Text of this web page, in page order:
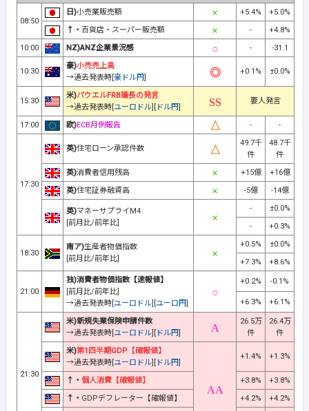
08:50
日)小売業販売額 +5.4%
+5.0%
↑・ 百貨店・スーパー販売額 -
+4.8%
10:00
NZ)ANZ企業景況感 - -31.1
10:30
豪)小売売上高
→過去発表時[ 豪ドル円
+0.1% ±0.0%
15:30
米)パウエルFRB議長の発言
→過去発表時[ ユーロドル ドル円
要人発言
17:00 欧)ECB月例報告 - -
17:30
英)住宅ローン承認件数
49.7千
件
48.7千
件
英)消費者信用残高 +15億
+16億
英)住宅証券融資高 -5億 -14億
英)マネーサプライM4
[前月比/前年比]
-
±0.0%
-
+0.3%
18:30
南ア)生産者物価指数
[前月比/前年比]
+0.5%
±0.0%
+7.3%
+8.6%
21:00
独)消費者物価指数【速報値】
[前月比/前年比]
→過去発表時[ ユーロドル ユーロ円
+0.2% -0.1%
+6.3% +6.1%
21:30
米)新規失業保険申請件数
→過去発表時[ ユーロドル ドル円
26.5万
件
26.4万
件
米)第1四半期GDP【確報値】
→過去発表時[ ユーロドル ドル円
+1.4% +1.3%
↑・ 個人消費【確報値】 +3.8%
+3.8%
↑・ GDPデフレーター【確報値】 +4.2%
+4.2%